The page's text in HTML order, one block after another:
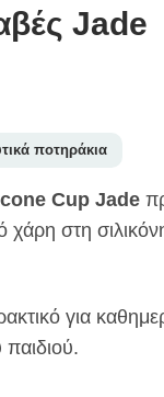
Jade
ποτηράκια
Cup Jade
στη
για
παιδιού.